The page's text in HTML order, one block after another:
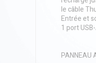
le câble
Entrée et
1 port
PANNEAU